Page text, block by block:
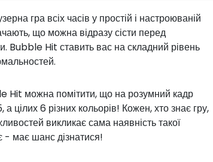
гра всіх часів у простій і настроюваній
що можна відразу сісти перед
Bubble Hit ставить вас на складний рівень
Hit можна помітити, що на розумний кадр
цілих 6 різних кольорів! Кожен, хто знає гру,
викликає сама наявність такої
- має шанс дізнатися!